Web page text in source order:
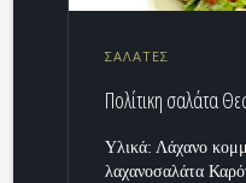
ΣΑΛΑΤΕΣ
Πολίτικη σαλάτα
Υλικά: Λάχανο
λαχανοσαλάτα